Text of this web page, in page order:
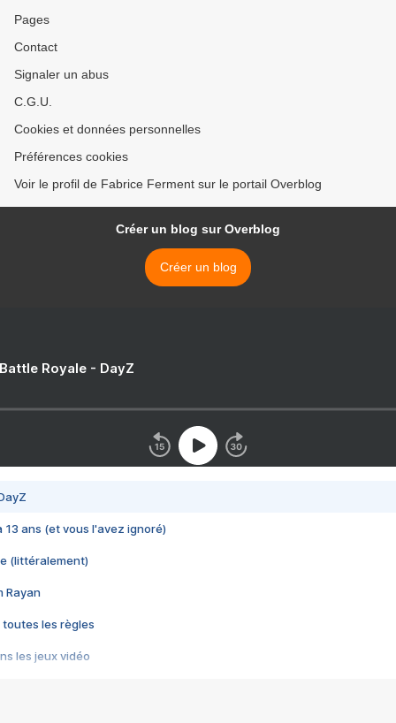
Pages
Contact
Signaler un abus
C.G.U.
Cookies et données personnelles
Préférences cookies
Voir le profil de Fabrice Ferment sur le portail Overblog
Créer un blog sur Overblog
Créer un blog
Royale - DayZ
13 ans (et vous l'avez ignoré)
(littéralement)
Rayan
toutes les règles
les jeux vidéo